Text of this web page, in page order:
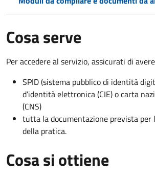
Cosa serve
Per accedere al servizio, assicurati di
SPID (sistema pubblico di identità
d’identità elettronica (CIE) o carta
(CNS)
tutta la documentazione prevista per
della pratica.
Cosa si ottiene